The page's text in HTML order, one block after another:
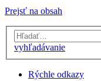
Prejsť na obsah
vyhľadávanie
Rýchle odkazy